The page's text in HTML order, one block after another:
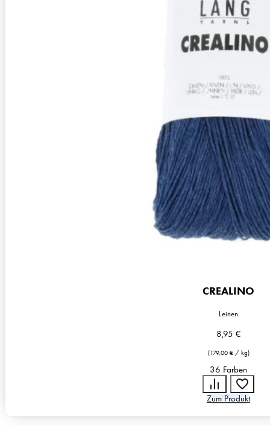
Zusammensetzung
100% Leinen
Lauflänge
~165m / 50g
Garnstärke
DK
Maschenprobe
CREALINO
Leinen
8,95 €
(179,00 €/ kg)
36 Farben
Zum Produkt